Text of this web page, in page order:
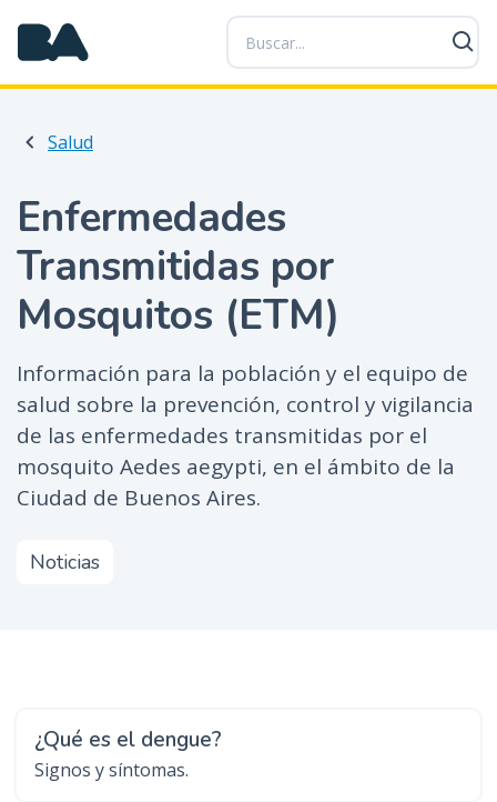
P
a
s
a
o
n
t
e
n
i
d
o
p
r
i
Salud
Enfermedades
Transmitidas por
Mosquitos (ETM)
Información para la población y el equipo de
salud sobre la prevención, control y vigilancia
de las enfermedades transmitidas por el
mosquito Aedes aegypti, en el ámbito de la
Ciudad de Buenos Aires.
Noticias
¿Qué es el dengue?
Signos y síntomas.